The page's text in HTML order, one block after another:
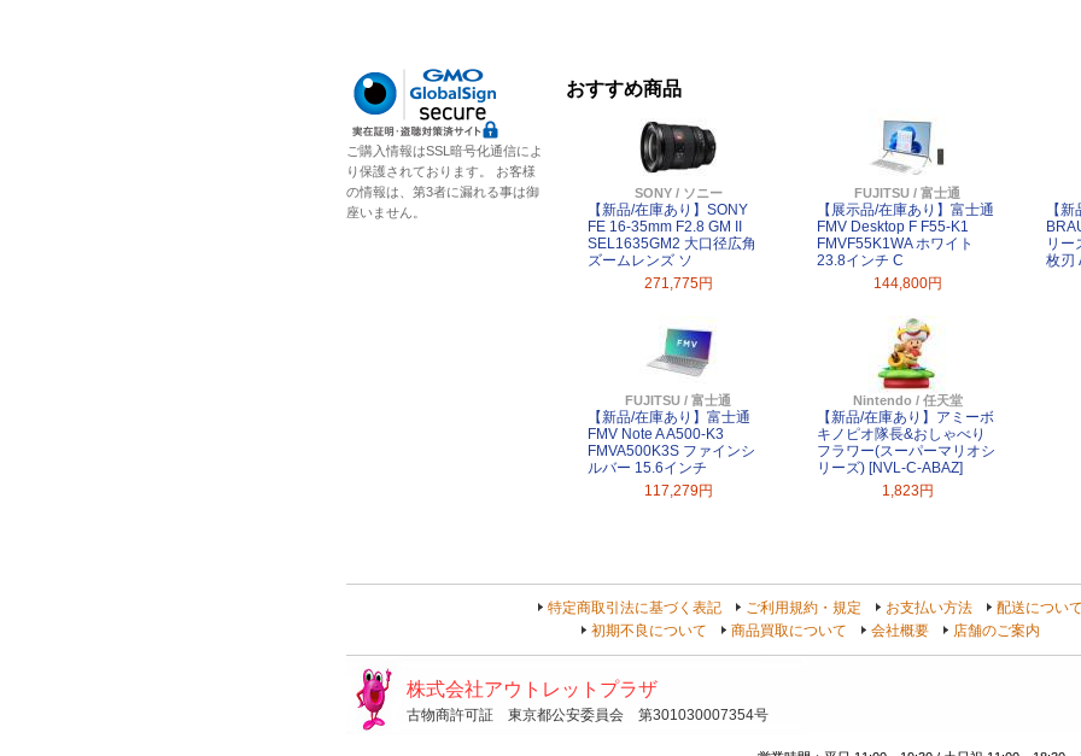
おすすめ商品
SONY / ソニー
【新品/在庫あり】SONY
FE 16-35mm F2.8 GM II
SEL1635GM2 大口径広角
ズームレンズ ソ
271,775円
FUJITSU / 富士通
【展示品/在庫あり】富士通
FMV Desktop F F55-K1
FMVF55K1WA ホワイト
23.8インチ C
144,800円
【
リー
枚刃
FUJITSU / 富士通
【新品/在庫あり】富士通
FMV Note A A500-K3
FMVA500K3S ファインシ
ルバー 15.6インチ
117,279円
Nintendo / 任天堂
【新品/在庫あり】アミーボ
キノピオ隊長&おしゃべり
フラワー(スーパーマリオシ
リーズ) [NVL-C-ABAZ]
1,823円
ご購入情報はSSL暗号化通信によ
り保護されております。 お客様
の情報は、第3者に漏れる事は御
座いません。
特定商取引法に基づく表記 ご利用規約・規定 お支払い方法
配送について
初期不良について
商品買取について 会社概要 店舗のご案内
株式会社アウトレットプラザ
古物商許可証 東京都公安委員会 第301030007354号